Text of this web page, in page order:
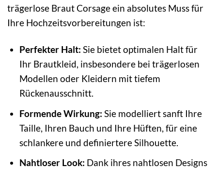
trägerlose Braut Corsage ein absolutes Muss für
Ihre Hochzeitsvorbereitungen ist:
Perfekter Halt: Sie bietet optimalen Halt für
Ihr Brautkleid, insbesondere bei trägerlosen
Modellen oder Kleidern mit tiefem
Rückenausschnitt.
Formende Wirkung: Sie modelliert sanft Ihre
Taille, Ihren Bauch und Ihre Hüften, für eine
schlankere und definiertere Silhouette.
Nahtloser Look: Dank ihres nahtlosen Designs